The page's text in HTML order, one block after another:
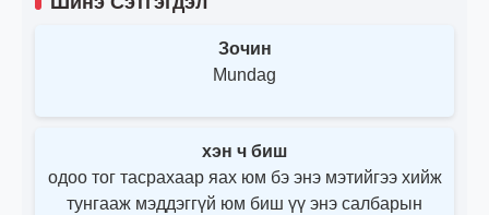
Зочин
Mundag
хэн ч биш
одоо тог тасрахаар яах юм бэ энэ мэтийгээ хийж
тунгааж мэддэггүй юм биш үү энэ салбарын